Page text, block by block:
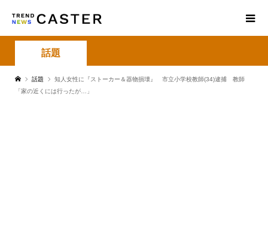
話題
話題
知人女性に『ストーカー＆器物損壊』 市立小学校教師(34)逮捕 教師
「家の近くには行ったが…」